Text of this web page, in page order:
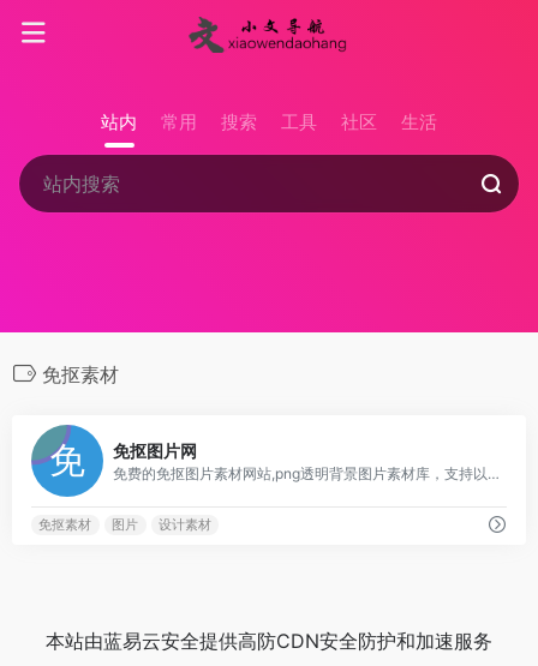
站内 常用 搜索 工具 社区 生活
免抠素材
免抠图片网
免费的免抠图片素材网站,png透明背景图片素材库，支持以图搜图功能，提供了海量的高质量免抠图片素材免费下载，专门为设计师搜索和分享优质的无背景图和剪贴画，用户无需注册即可免费下载使用。
免抠素材 图片 设计素材
本站由蓝易云安全提供高防CDN安全防护和加速服务